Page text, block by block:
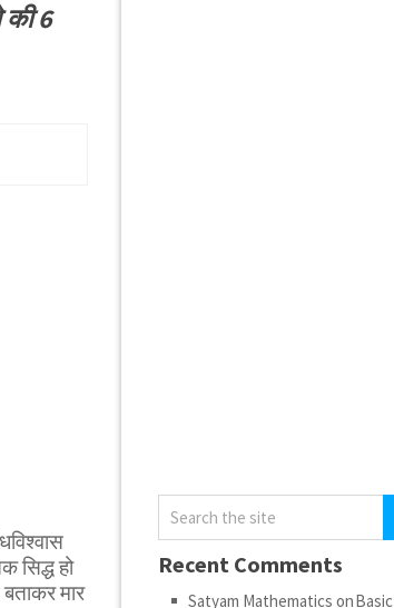
6
सिद्ध हो
मार
Recent Comments
Satyam Mathematics onBasic